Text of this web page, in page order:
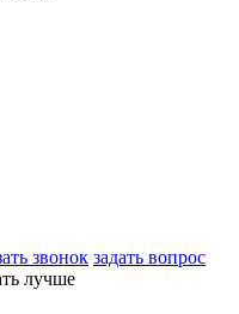
звонок задать вопрос
лучше